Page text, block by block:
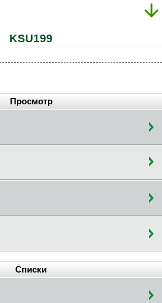
KSU199
Просмотр
Списки